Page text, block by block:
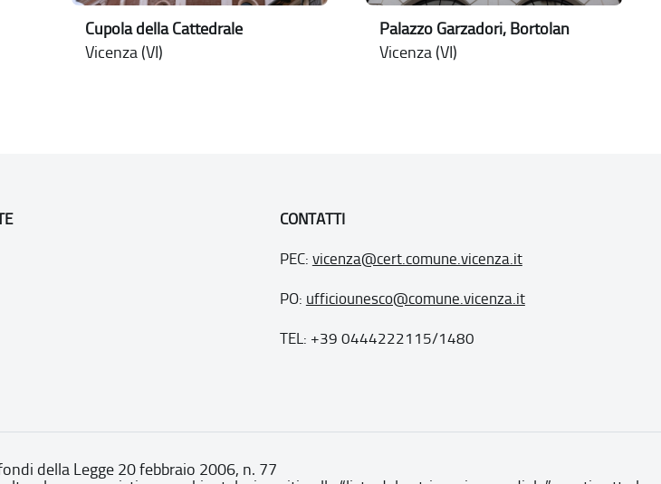
Cupola della Cattedrale
Vicenza (VI)
Palazzo Garzadori, Bortolan
Vicenza (VI)
CONTATTI
PEC: vicenza@cert.comune.vicenza.it
PO: ufficiounesco@comune.vicenza.it
TEL: +39 0444222115/1480
della Legge 20 febbraio 2006, n. 77